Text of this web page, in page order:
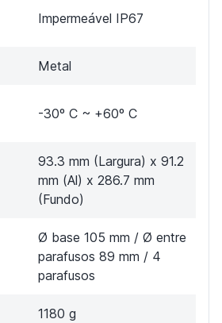
Impermeável IP67
Metal
-30º C ~ +60º C
93.3 mm (Largura) x 91.2
mm (Al) x 286.7 mm
(Fundo)
Ø base 105 mm / Ø entre
parafusos 89 mm / 4
parafusos
1180 g